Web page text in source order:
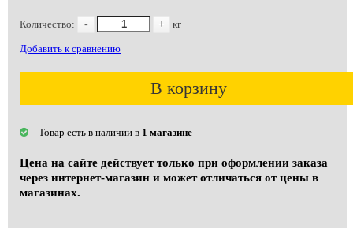
Количество: - + кг
Добавить к сравнению
В корзину
Товар есть в наличии в 1 магазине
Цена на сайте действует только при оформлении заказа
через интернет-магазин и может отличаться от цены в
магазинах.